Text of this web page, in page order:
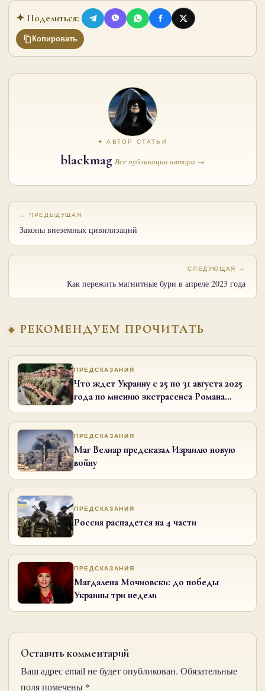
✦ Поделиться:
Копировать
✦ АВТОР СТАТЬИ
blackmag Все публикации автора →
← ПРЕДЫДУЩАЯ
Законы внеземных цивилизаций
СЛЕДУЮЩАЯ →
Как пережить магнитные бури в апреле 2023 года
РЕКОМЕНДУЕМ ПРОЧИТАТЬ
ПРЕДСКАЗАНИЯ
Что ждет Украину с 25 по 31 августа 2025
года по мнению экстрасенса Романа
ПРЕДСКАЗАНИЯ
Маг Велиар предсказал Израилю новую
войну
ПРЕДСКАЗАНИЯ
Россия распадется на 4 части
ПРЕДСКАЗАНИЯ
Магдалена Мочиовски: до победы
Украины три недели
Оставить комментарий
Ваш адрес email не будет опубликован. Обязательные
поля помечены *